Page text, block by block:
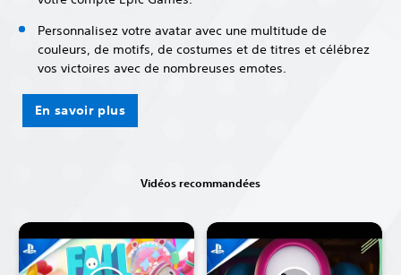
Personnalisez votre avatar avec une multitude de
couleurs, de motifs, de costumes et de titres et célébrez
vos victoires avec de nombreuses emotes.
En savoir plus
Vidéos recommandées